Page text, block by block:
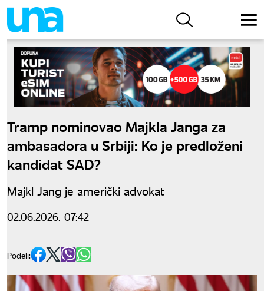
Tramp nominovao Majkla Janga za
ambasadora u Srbiji: Ko je predloženi
kandidat SAD?
Majkl Jang je američki advokat
02.06.2026. 07:42
Podeli: